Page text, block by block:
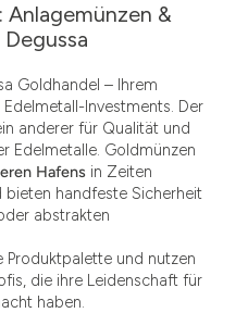
Anlagemünzen &
Goldhandel – Ihrem
Investments. Der
anderer für Qualität und
Edelmetalle. Goldmünzen
Hafens in Zeiten
bieten handfeste Sicherheit
abstrakten
Produktpalette und nutzen
die ihre Leidenschaft für
haben.